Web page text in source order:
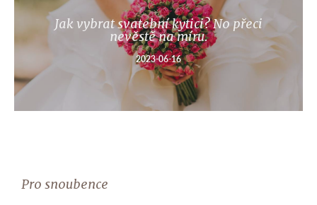
Jak vybrat svatební kytici? No přeci
nevěstě na míru.
2023-06-16
Pro snoubence